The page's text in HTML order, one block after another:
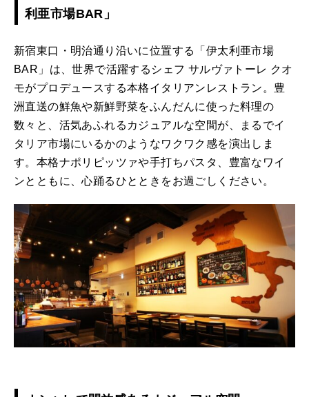
利亜市場BAR」
新宿東口・明治通り沿いに位置する「伊太利亜市場
BAR」は、世界で活躍するシェフ サルヴァトーレ クオ
モがプロデュースする本格イタリアンレストラン。豊
洲直送の鮮魚や新鮮野菜をふんだんに使った料理の
数々と、活気あふれるカジュアルな空間が、まるでイ
タリア市場にいるかのようなワクワク感を演出しま
す。本格ナポリピッツァや手打ちパスタ、豊富なワイ
ンとともに、心踊るひとときをお過ごしください。